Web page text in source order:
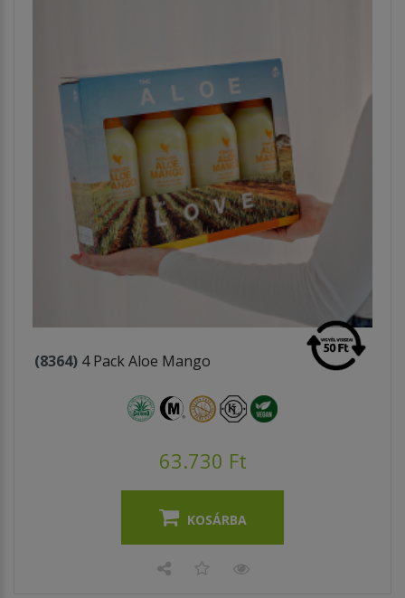
(8364) 4 Pack Aloe Mango
63.730 Ft
KOSÁRBA